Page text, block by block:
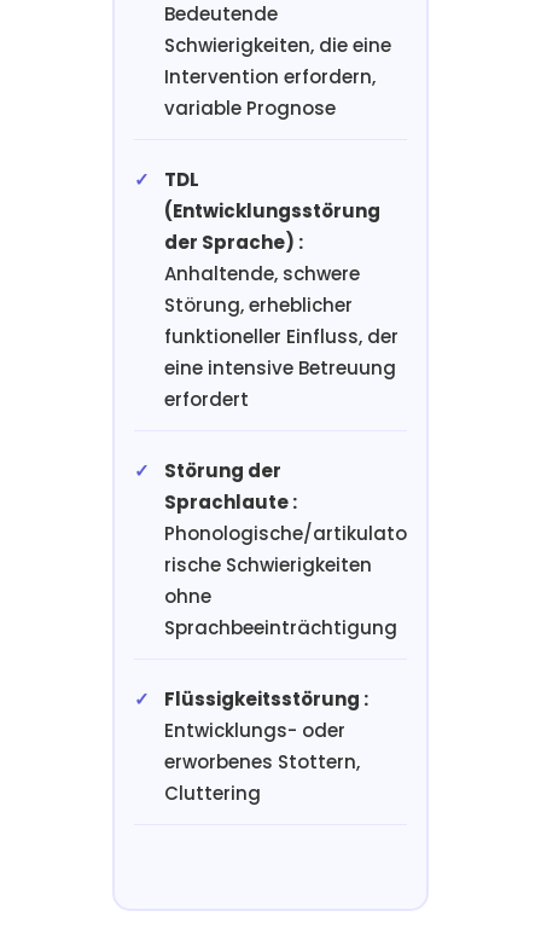
Bedeutende
Schwierigkeiten, die eine
Intervention erfordern,
variable Prognose
TDL
(Entwicklungsstörung
der Sprache) :
Anhaltende, schwere
Störung, erheblicher
funktioneller Einfluss, der
eine intensive Betreuung
erfordert
Störung der
Sprachlaute :
Phonologische/artikulato
rische Schwierigkeiten
ohne
Sprachbeeinträchtigung
Flüssigkeitsstörung :
Entwicklungs- oder
erworbenes Stottern,
Cluttering